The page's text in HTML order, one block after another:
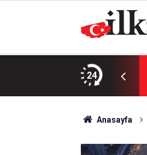
24
çalışmaya başladı
Anasayfa